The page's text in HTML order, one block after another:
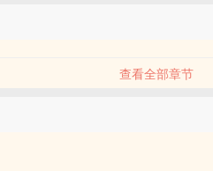
查看全部章节